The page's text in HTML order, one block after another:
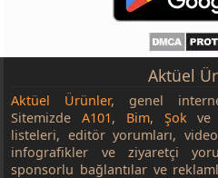
Aktüel
Aktüel Ürünler, genel
SitemizdeA101, Bim, Şok ve
listeleri, editör yorumları,
infografikler ve ziyaretçi
sponsorlu bağlantılar ve